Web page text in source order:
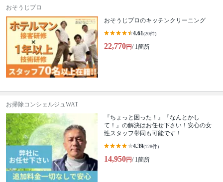
おそうじプロ
おそうじプロのキッチンクリーニング
4.61(20件)
22,770円/ 1箇所
お掃除コンシェルジュWAT
『ちょっと困った！』『なんとかし
て！』の解決はお任せ下さい！安心の女
性スタッフ帯同も可能です！
4.39(128件)
14,950円/ 1箇所